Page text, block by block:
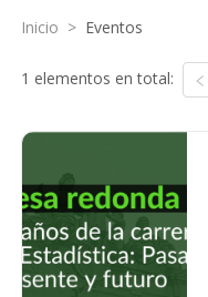
Inicio > Eventos
1 elementos en total: